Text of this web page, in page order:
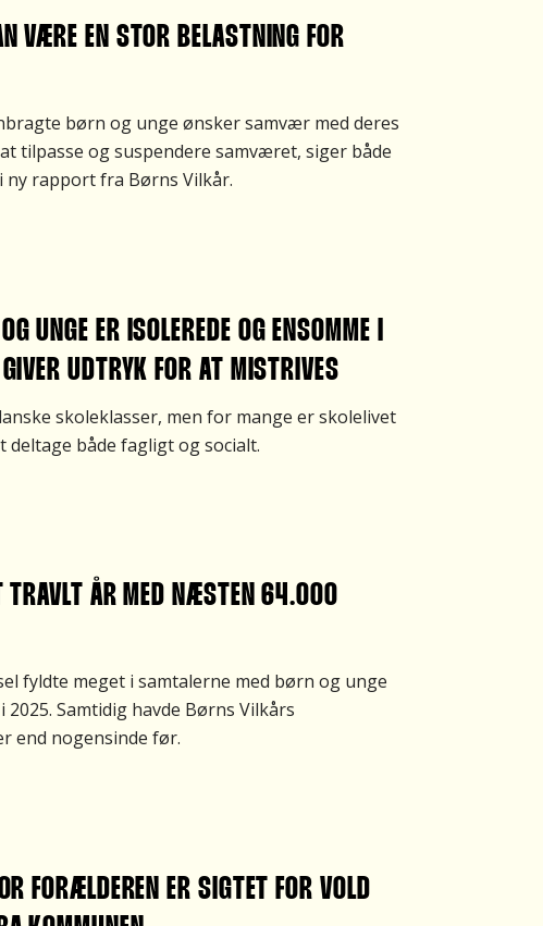
VÆRE EN STOR BELASTNING FOR
børn og unge ønsker samvær med deres
tilpasse og suspendere samværet, siger både
rapport fra Børns Vilkår.
UNGE ER ISOLEREDE OG ENSOMME I
UDTRYK FOR AT MISTRIVES
skoleklasser, men for mange er skolelivet
både fagligt og socialt.
TRAVLT ÅR MED NÆSTEN 64.000
fyldte meget i samtalerne med børn og unge
Samtidig havde Børns Vilkårs
end nogensinde før.
FORÆLDEREN ER SIGTET FOR VOLD